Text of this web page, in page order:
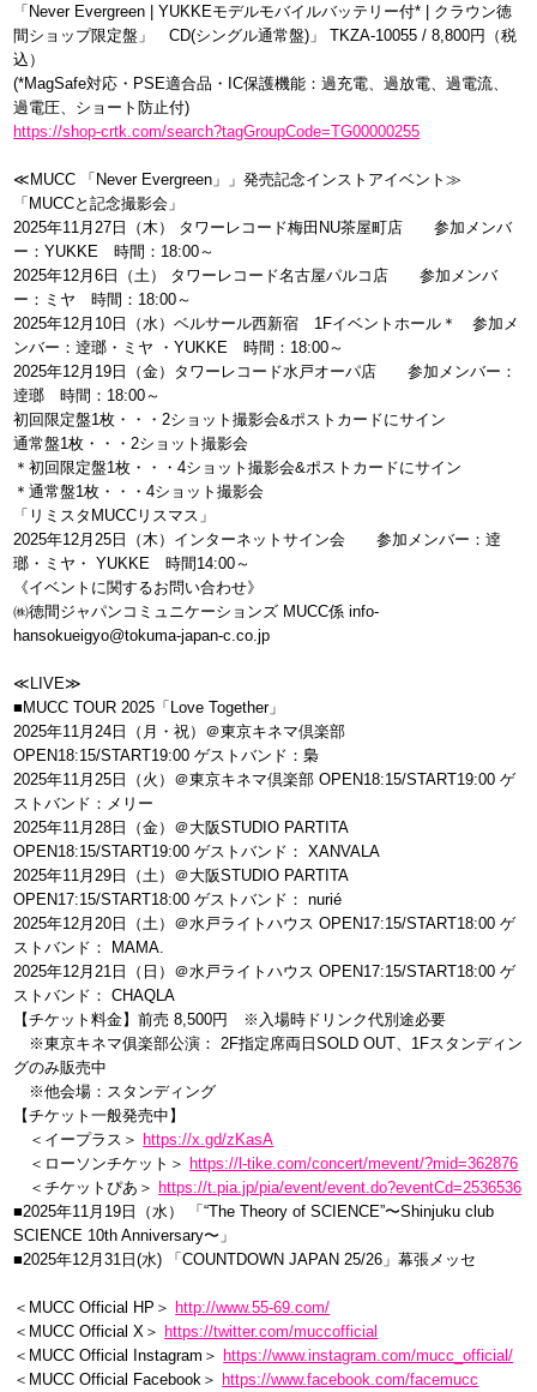
「Never Evergreen | YUKKEモデルモバイルバッテリー付* | クラウン徳
間ショップ限定盤」 CD(シングル通常盤)」 TKZA-10055 / 8,800円（税
込）
(*MagSafe対応・PSE適合品・IC保護機能：過充電、過放電、過電流、
過電圧、ショート防止付)
https://shop-crtk.com/search?tagGroupCode=TG00000255
≪MUCC 「Never Evergreen」」発売記念インストアイベント≫
「MUCCと記念撮影会」
2025年11月27日（木） タワーレコード梅田NU茶屋町店 参加メンバ
ー：YUKKE 時間：18:00～
2025年12月6日（土） タワーレコード名古屋パルコ店 参加メンバ
ー：ミヤ 時間：18:00～
2025年12月10日（水）ベルサール西新宿 1Fイベントホール＊ 参加メ
ンバー：逹瑯・ミヤ ・YUKKE 時間：18:00～
2025年12月19日（金）タワーレコード水戸オーパ店 参加メンバー：
逹瑯 時間：18:00～
初回限定盤1枚・・・2ショット撮影会&ポストカードにサイン
通常盤1枚・・・2ショット撮影会
＊初回限定盤1枚・・・4ショット撮影会&ポストカードにサイン
＊通常盤1枚・・・4ショット撮影会
「リミスタMUCCリスマス」
2025年12月25日（木）インターネットサイン会 参加メンバー：逹
瑯・ミヤ・ YUKKE 時間14:00～
《イベントに関するお問い合わせ》
㈱徳間ジャパンコミュニケーションズ MUCC係 info-
hansokueigyo@tokuma-japan-c.co.jp
≪LIVE≫
■MUCC TOUR 2025「Love Together」
2025年11月24日（月・祝）＠東京キネマ倶楽部
OPEN18:15/START19:00 ゲストバンド：梟
2025年11月25日（火）＠東京キネマ倶楽部 OPEN18:15/START19:00 ゲ
ストバンド：メリー
2025年11月28日（金）＠大阪STUDIO PARTITA
OPEN18:15/START19:00 ゲストバンド： XANVALA
2025年11月29日（土）＠大阪STUDIO PARTITA
OPEN17:15/START18:00 ゲストバンド： nurié
2025年12月20日（土）＠水戸ライトハウス OPEN17:15/START18:00 ゲ
ストバンド： MAMA.
2025年12月21日（日）＠水戸ライトハウス OPEN17:15/START18:00 ゲ
ストバンド： CHAQLA
【チケット料金】前売 8,500円 ※入場時ドリンク代別途必要
※東京キネマ俱楽部公演： 2F指定席両日SOLD OUT、1Fスタンディン
グのみ販売中
※他会場：スタンディング
【チケット一般発売中】
＜イープラス＞ https://x.gd/zKasA
＜ローソンチケット＞ https://l-tike.com/concert/mevent/?mid=362876
＜チケットぴあ＞ https://t.pia.jp/pia/event/event.do?eventCd=2536536
■2025年11月19日（水） 「“The Theory of SCIENCE”〜Shinjuku club
SCIENCE 10th Anniversary〜」
■2025年12月31日(水) 「COUNTDOWN JAPAN 25/26」幕張メッセ
＜MUCC Official HP＞ http://www.55-69.com/
＜MUCC Official X＞ https://twitter.com/muccofficial
＜MUCC Official Instagram＞ https://www.instagram.com/mucc_official/
＜MUCC Official Facebook＞ https://www.facebook.com/facemucc